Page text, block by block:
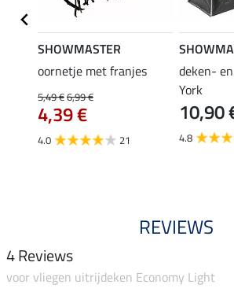
SHOWMASTER
oornetje met franjes
5,49 €6,99 €
4,39 €
4.0 21
deken-
York
10,90
4.8
REVIEWS
4 Reviews
voor vliegen uitrijdeken Economy Light